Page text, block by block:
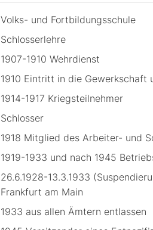
Volks- und Fortbildungsschule
Schlosserlehre
1907-1910 Wehrdienst
1910 Eintritt in die Gewerkschaft
1914-1917 Kriegsteilnehmer
Schlosser
1918 Mitglied des Arbeiter- und
1919-1933 und nach 1945
26.6.1928-13.3.1933
Frankfurt am Main
1933 aus allen Ämtern entlassen